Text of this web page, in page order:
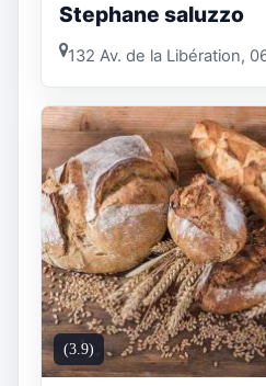
Stephane saluzzo
132 Av. de la Libération,
(3.9)